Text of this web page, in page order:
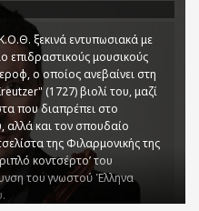
ξεκινά εντυπωσιακά με
επιδραστικούς μουσικούς
ο οποίος ανεβαίνει στη
(1727) βιολί του, μαζί
που διαπρέπει στο
αλλά και τον σπουδαίο
της Φιλαρμονικής της
κοντσέρτο’ του
του γνωστού Έλληνα